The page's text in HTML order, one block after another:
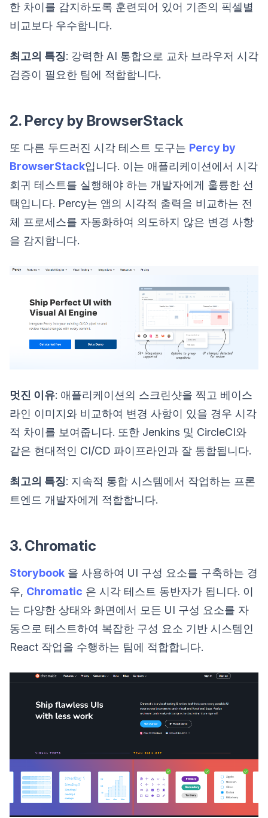
한 차이를 감지하도록 훈련되어 있어 기존의 픽셀별
비교보다 우수합니다.
최고의 특징: 강력한 AI 통합으로 교차 브라우저 시각
검증이 필요한 팀에 적합합니다.
2. Percy by BrowserStack
또 다른 두드러진 시각 테스트 도구는 Percy by
BrowserStack입니다. 이는 애플리케이션에서 시각
회귀 테스트를 실행해야 하는 개발자에게 훌륭한 선
택입니다. Percy는 앱의 시각적 출력을 비교하는 전
체 프로세스를 자동화하여 의도하지 않은 변경 사항
을 감지합니다.
멋진 이유: 애플리케이션의 스크린샷을 찍고 베이스
라인 이미지와 비교하여 변경 사항이 있을 경우 시각
적 차이를 보여줍니다. 또한 Jenkins 및 CircleCI와
같은 현대적인 CI/CD 파이프라인과 잘 통합됩니다.
최고의 특징: 지속적 통합 시스템에서 작업하는 프론
트엔드 개발자에게 적합합니다.
3. Chromatic
Storybook 을 사용하여 UI 구성 요소를 구축하는 경
우, Chromatic 은 시각 테스트 동반자가 됩니다. 이
는 다양한 상태와 화면에서 모든 UI 구성 요소를 자
동으로 테스트하여 복잡한 구성 요소 기반 시스템인
React 작업을 수행하는 팀에 적합합니다.